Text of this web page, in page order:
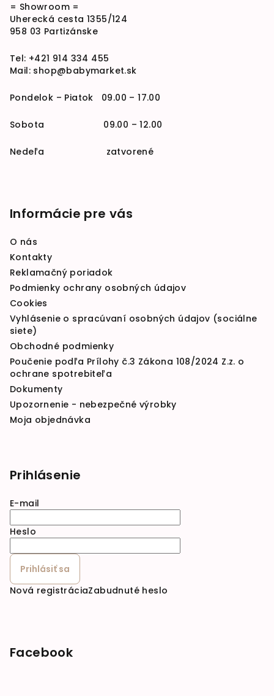
= Showroom =
Uherecká cesta 1355/124
958 03 Partizánske
Tel: +421 914 334 455
Mail: shop@babymarket.sk
Pondelok – Piatok 09.00 – 17.00
Sobota 09.00 – 12.00
Nedeľa zatvorené
Informácie pre vás
O nás
Kontakty
Reklamačný poriadok
Podmienky ochrany osobných údajov
Cookies
Vyhlásenie o spracúvaní osobných údajov (sociálne
siete)
Obchodné podmienky
Poučenie podľa Prílohy č.3 Zákona 108/2024 Z.z. o
ochrane spotrebiteľa
Dokumenty
Upozornenie - nebezpečné výrobky
Moja objednávka
Prihlásenie
E-mail
Heslo
Prihlásiť sa
Nová registráciaZabudnuté heslo
Facebook